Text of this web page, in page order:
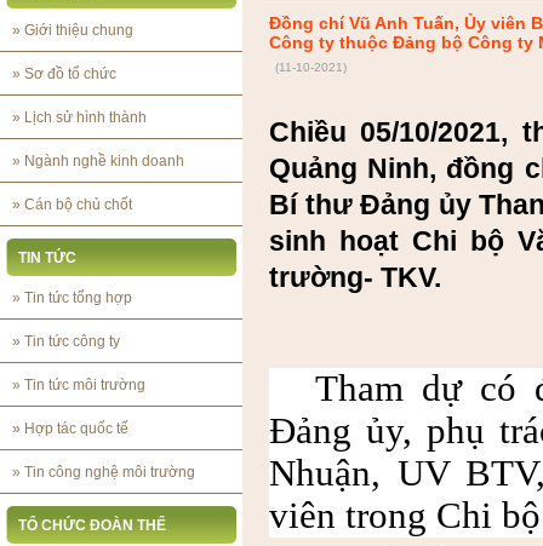
» Giới thiệu chung
» Sơ đồ tổ chức
» Lịch sử hình thành
» Ngành nghề kinh doanh
» Cán bộ chủ chốt
TIN TỨC
» Tin tức tổng hợp
» Tin tức công ty
» Tin tức môi trường
» Hợp tác quốc tế
» Tin công nghệ môi trường
TỔ CHỨC ĐOÀN THỂ
Đồng chí Vũ Anh Tuấn, Ủy viên
Công ty thuộc Đảng bộ Công ty
(11-10-2021)
Chiều 05/10/
Quảng Ninh, đồng
Bí thư Đảng ủy
sinh hoạt Chi bộ
trường- TKV.
Tham dự có
Đảng ủy, phụ
Nhuận, UV
viên trong Chi